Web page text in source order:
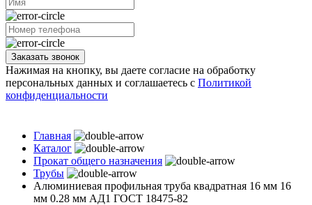
Заказать звонок
Нажимая на кнопку, вы даете согласие на обработку
персональных данных и соглашаетесь с Политикой
конфиденциальности
Главная
Каталог
Прокат общего назначения
Трубы
Алюминиевая профильная труба квадратная 16 мм 16
мм 0.28 мм АД1 ГОСТ 18475-82